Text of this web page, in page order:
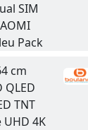
SIM
Pack
cm
QLED
TNT
4K